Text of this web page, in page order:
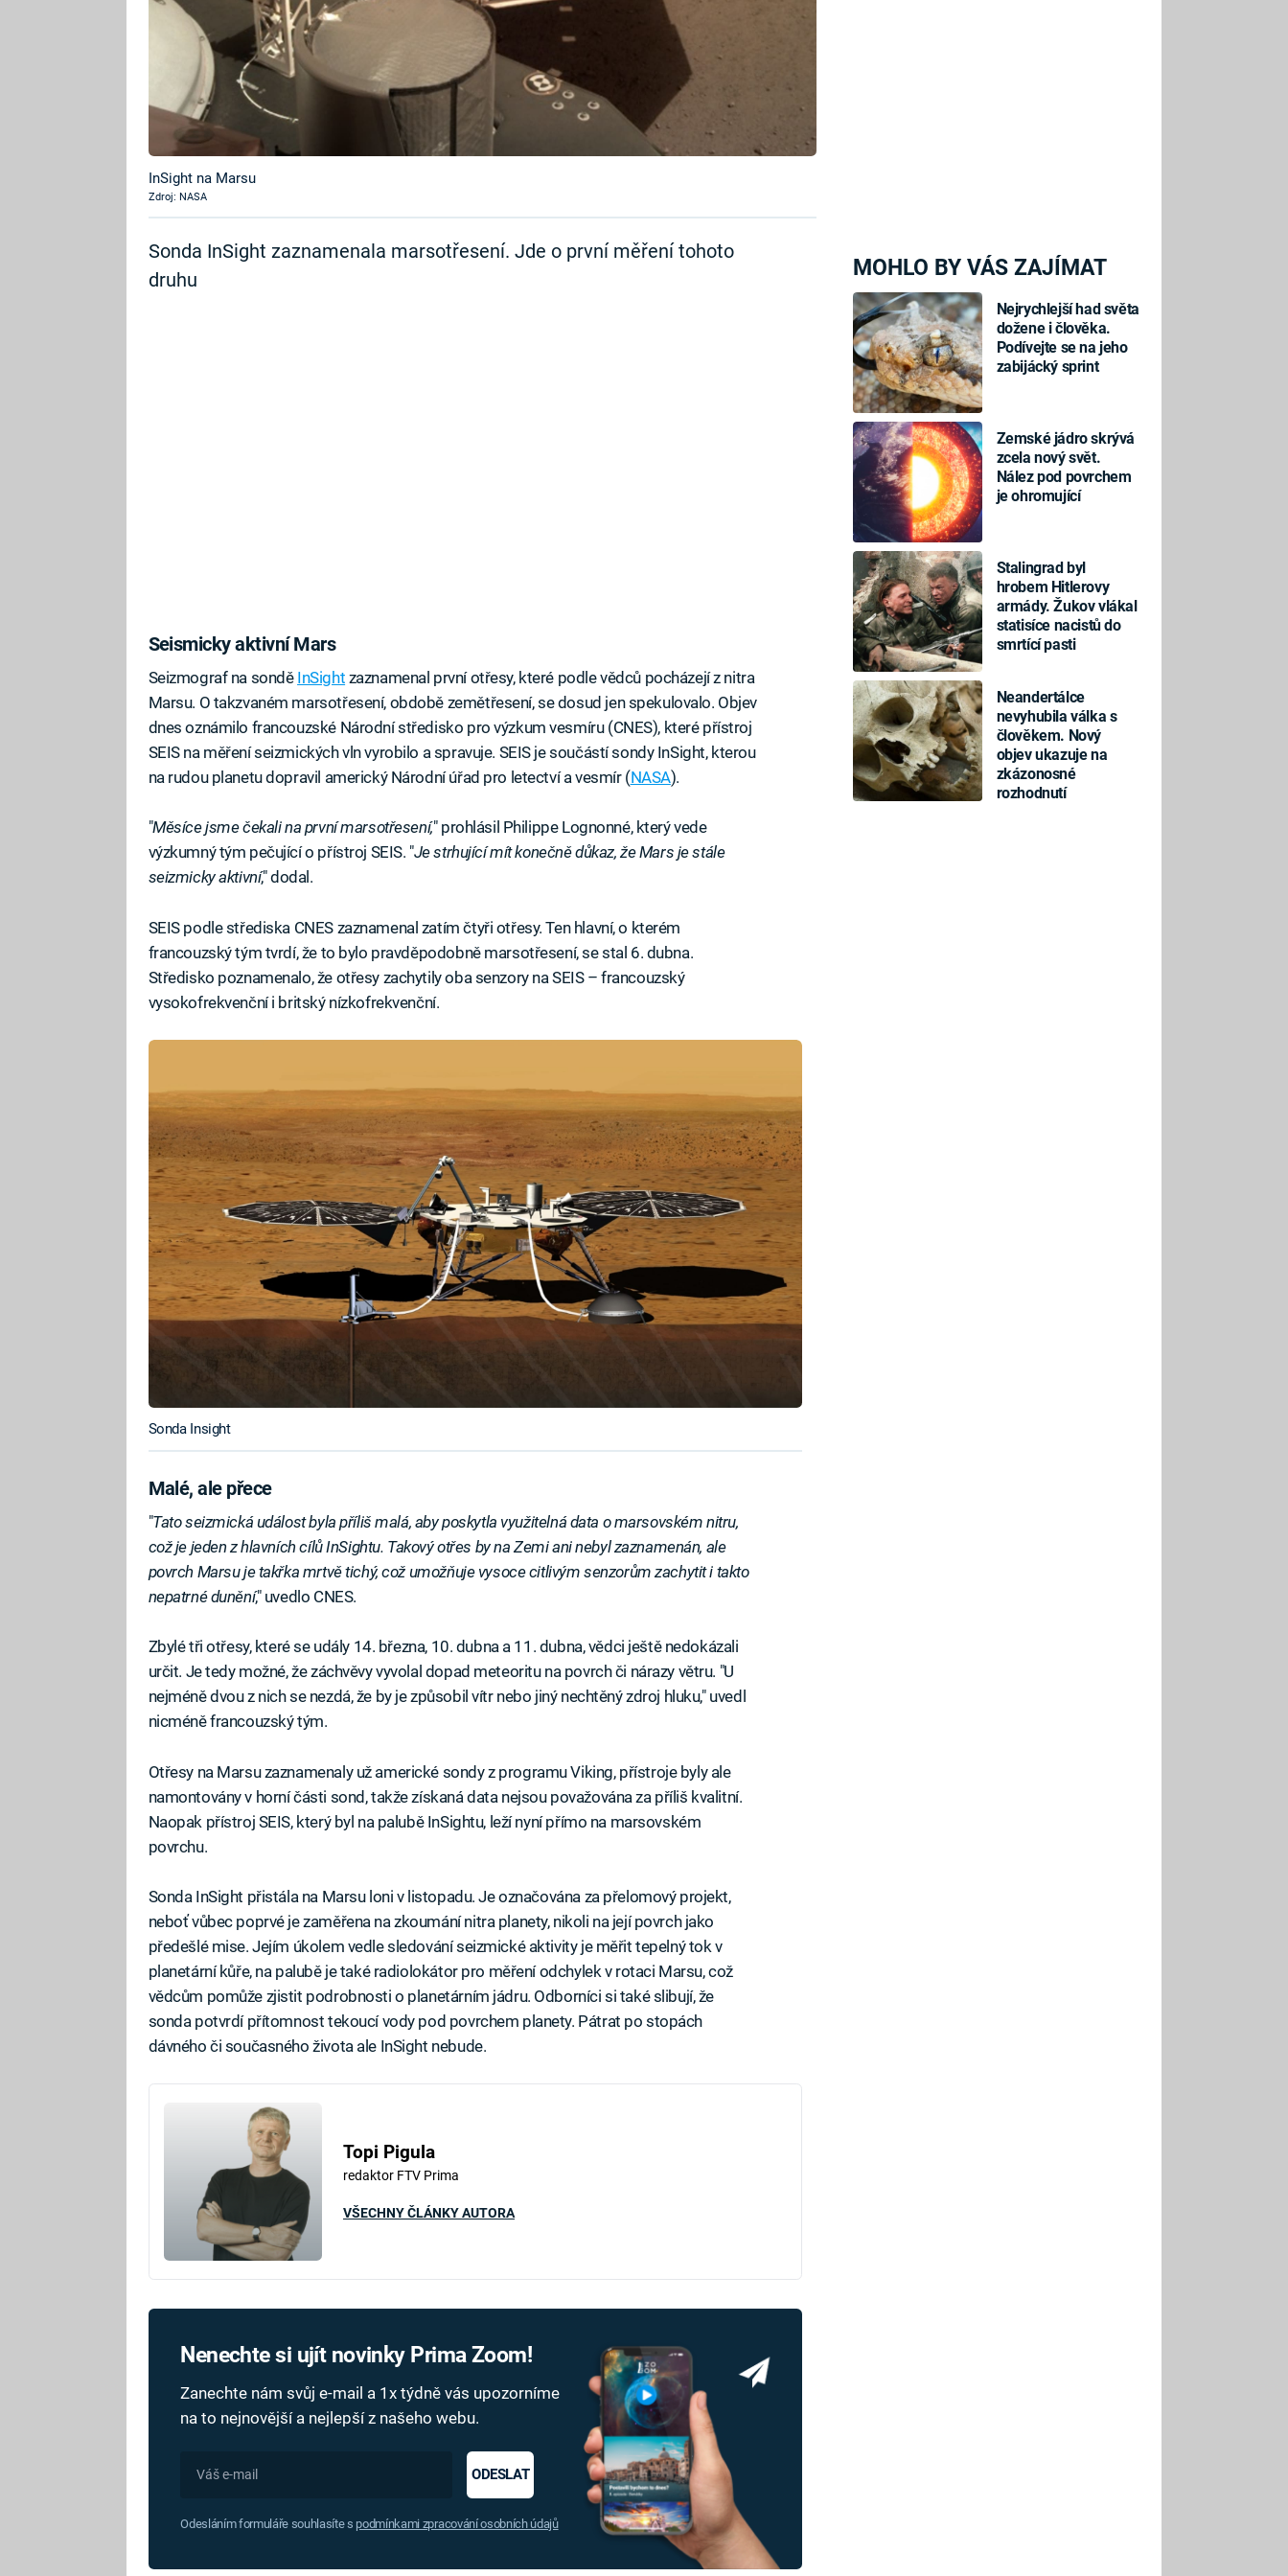
MOHLO BY VÁS ZAJÍMAT
Nejrychlejší had světa
dožene i člověka.
Podívejte se na jeho
zabijácký sprint
Zemské jádro skrývá
zcela nový svět.
Nález pod povrchem
je ohromující
Stalingrad byl
hrobem Hitlerovy
armády. Žukov vlákal
statisíce nacistů do
smrtící pasti
Neandertálce
nevyhubila válka s
člověkem. Nový
objev ukazuje na
zkázonosné
rozhodnutí
InSight na Marsu
Zdroj: NASA
Sonda InSight zaznamenala marsotřesení. Jde o první měření tohoto
druhu
Seismicky aktivní Mars
Seizmograf na sondě InSight zaznamenal první otřesy, které podle vědců pocházejí z nitra
Marsu. O takzvaném marsotřesení, obdobě zemětřesení, se dosud jen spekulovalo. Objev
dnes oznámilo francouzské Národní středisko pro výzkum vesmíru (CNES), které přístroj
SEIS na měření seizmických vln vyrobilo a spravuje. SEIS je součástí sondy InSight, kterou
na rudou planetu dopravil americký Národní úřad pro letectví a vesmír (NASA).
"Měsíce jsme čekali na první marsotřesení," prohlásil Philippe Lognonné, který vede
výzkumný tým pečující o přístroj SEIS. "Je strhující mít konečně důkaz, že Mars je stále
seizmicky aktivní," dodal.
SEIS podle střediska CNES zaznamenal zatím čtyři otřesy. Ten hlavní, o kterém
francouzský tým tvrdí, že to bylo pravděpodobně marsotřesení, se stal 6. dubna.
Středisko poznamenalo, že otřesy zachytily oba senzory na SEIS – francouzský
vysokofrekvenční i britský nízkofrekvenční.
Sonda Insight
Malé, ale přece
"Tato seizmická událost byla příliš malá, aby poskytla využitelná data o marsovském nitru,
což je jeden z hlavních cílů InSightu. Takový otřes by na Zemi ani nebyl zaznamenán, ale
povrch Marsu je takřka mrtvě tichý, což umožňuje vysoce citlivým senzorům zachytit i takto
nepatrné dunění," uvedlo CNES.
Zbylé tři otřesy, které se udály 14. března, 10. dubna a 11. dubna, vědci ještě nedokázali
určit. Je tedy možné, že záchvěvy vyvolal dopad meteoritu na povrch či nárazy větru. "U
nejméně dvou z nich se nezdá, že by je způsobil vítr nebo jiný nechtěný zdroj hluku," uvedl
nicméně francouzský tým.
Otřesy na Marsu zaznamenaly už americké sondy z programu Viking, přístroje byly ale
namontovány v horní části sond, takže získaná data nejsou považována za příliš kvalitní.
Naopak přístroj SEIS, který byl na palubě InSightu, leží nyní přímo na marsovském
povrchu.
Sonda InSight přistála na Marsu loni v listopadu. Je označována za přelomový projekt,
neboť vůbec poprvé je zaměřena na zkoumání nitra planety, nikoli na její povrch jako
předešlé mise. Jejím úkolem vedle sledování seizmické aktivity je měřit tepelný tok v
planetární kůře, na palubě je také radiolokátor pro měření odchylek v rotaci Marsu, což
vědcům pomůže zjistit podrobnosti o planetárním jádru. Odborníci si také slibují, že
sonda potvrdí přítomnost tekoucí vody pod povrchem planety. Pátrat po stopách
dávného či současného života ale InSight nebude.
Topi Pigula
redaktor FTV Prima
VŠECHNY ČLÁNKY AUTORA
Nenechte si ujít novinky Prima Zoom!
Zanechte nám svůj e-mail a 1x týdně vás upozorníme
na to nejnovější a nejlepší z našeho webu.
ODESLAT
Odesláním formuláře souhlasíte s podmínkami zpracování osobních údajů